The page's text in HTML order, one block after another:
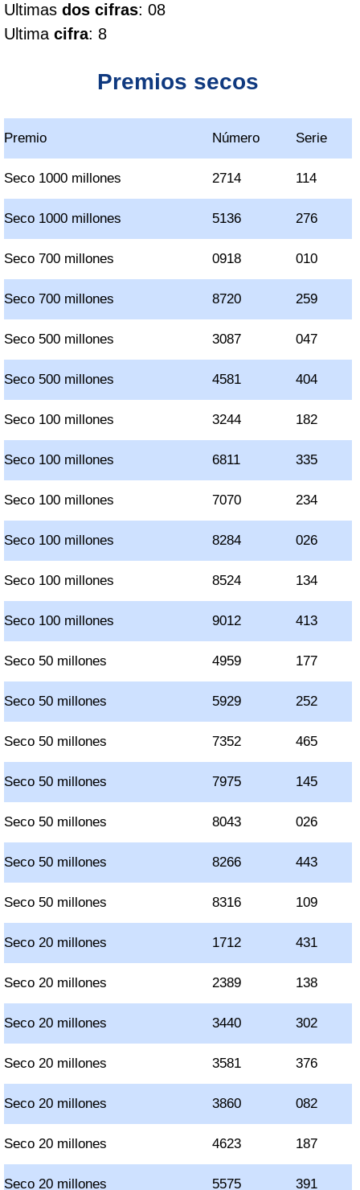
Ultimas dos cifras: 08
Ultima cifra: 8
Premios secos
Premio Número Serie
Seco 1000 millones 2714 114
Seco 1000 millones 5136 276
Seco 700 millones 0918 010
Seco 700 millones 8720 259
Seco 500 millones 3087 047
Seco 500 millones 4581 404
Seco 100 millones 3244 182
Seco 100 millones 6811 335
Seco 100 millones 7070 234
Seco 100 millones 8284 026
Seco 100 millones 8524 134
Seco 100 millones 9012 413
Seco 50 millones 4959 177
Seco 50 millones 5929 252
Seco 50 millones 7352 465
Seco 50 millones 7975 145
Seco 50 millones 8043 026
Seco 50 millones 8266 443
Seco 50 millones 8316 109
Seco 20 millones 1712 431
Seco 20 millones 2389 138
Seco 20 millones 3440 302
Seco 20 millones 3581 376
Seco 20 millones 3860 082
Seco 20 millones 4623 187
Seco 20 millones 5575 391